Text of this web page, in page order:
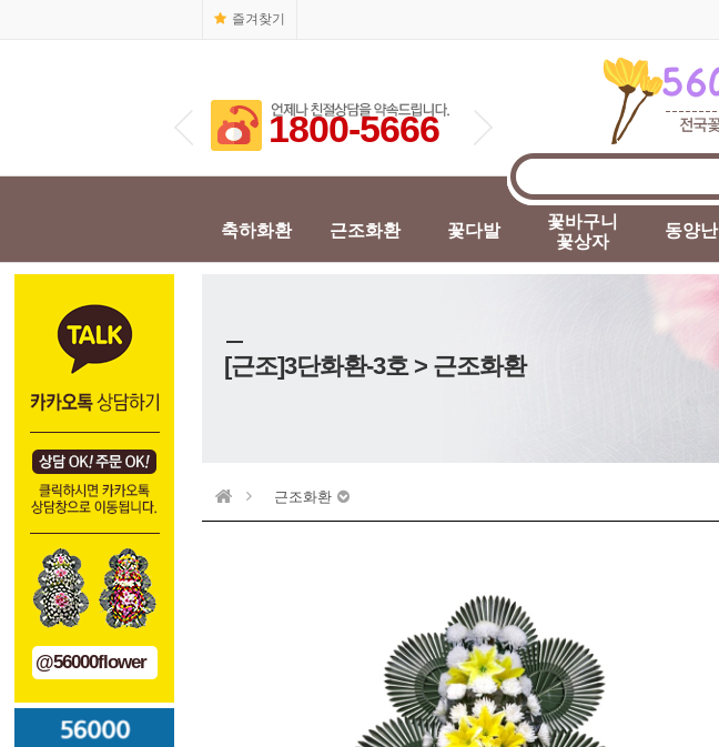
즐겨찾기
1800-5666 1800-5666 1800-5666
축하화환 근조화환 꽃다발
꽃바구니
꽃상자
동양난
@56000flower
[근조]3단화환-3호 > 근조화환
근조화환